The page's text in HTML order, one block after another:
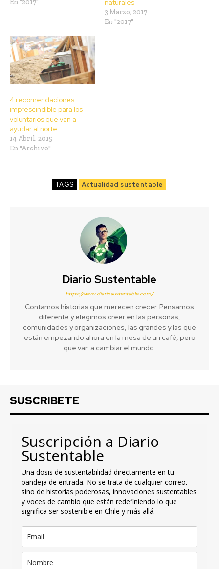
En "2017" naturales
3 Marzo, 2017
En "2017"
4 recomendaciones
imprescindible para los
voluntarios que van a
ayudar al norte
14 Abril, 2015
En "Archivo"
TAGS Actualidad sustentable
Diario Sustentable
https://www.diariosustentable.com/
Contamos historias que merecen crecer. Pensamos
diferente y elegimos creer en las personas,
comunidades y organizaciones, las grandes y las que
están empezando ahora en la mesa de un café, pero
que van a cambiar el mundo.
SUSCRIBETE
Suscripción a Diario
Sustentable
Una dosis de sustentabilidad directamente en tu
bandeja de entrada. No se trata de cualquier correo,
sino de historias poderosas, innovaciones sustentables
y voces de cambio que están redefiniendo lo que
significa ser sostenible en Chile y más allá.